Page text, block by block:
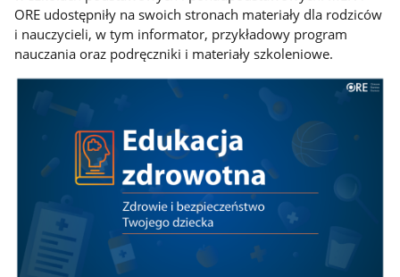
ORE udostępniły na swoich stronach materiały dla rodziców
i nauczycieli, w tym informator, przykładowy program
nauczania oraz podręczniki i materiały szkoleniowe.